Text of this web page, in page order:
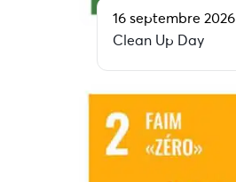
16 septembre 2026
Clean Up Day